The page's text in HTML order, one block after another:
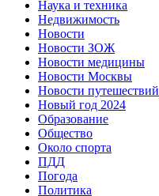
Наука и техника
Недвижимость
Новости
Новости ЗОЖ
Новости медицины
Новости Москвы
Новости путешествий
Новый год 2024
Образование
Общество
Около спорта
ПДД
Погода
Политика